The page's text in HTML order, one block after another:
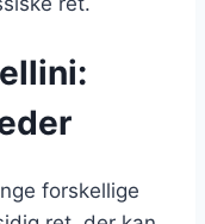
forskellige